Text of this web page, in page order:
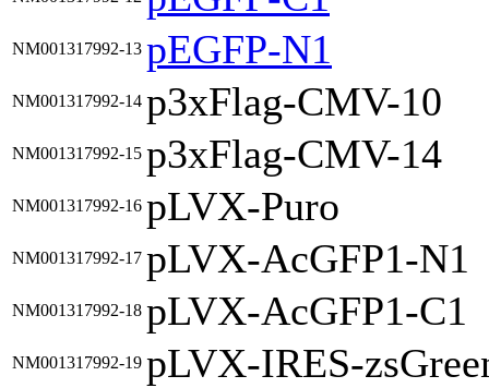
NM001317992-13 pEGFP-N1
NM001317992-14 p3xFlag-CMV-10
NM001317992-15 p3xFlag-CMV-14
NM001317992-16 pLVX-Puro
NM001317992-17 pLVX-AcGFP1-N1
NM001317992-18 pLVX-AcGFP1-C1
NM001317992-19 pLVX-IRES-